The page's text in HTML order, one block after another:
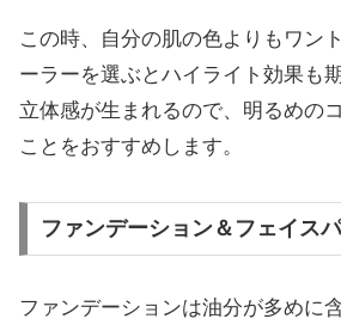
この時、自分の肌の色よりもワン
ーラーを選ぶとハイライト効果も
立体感が生まれるので、明るめの
ことをおすすめします。
ファンデーション＆フェイス
ファンデーションは油分が多めに